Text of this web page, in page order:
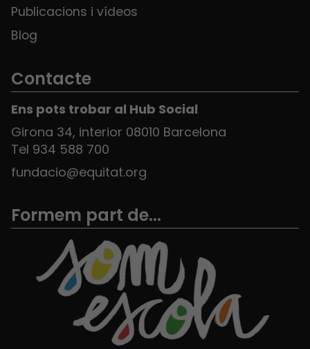
Publicacions i vídeos
Blog
Contacte
Ens pots trobar al Hub Social
Girona 34, interior 08010 Barcelona
Tel 934 588 700
fundacio@equitat.org
Formem part de...